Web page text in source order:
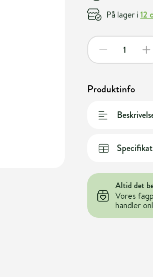
På lager i 12
Produktinfo
Altid det
Vores
handler